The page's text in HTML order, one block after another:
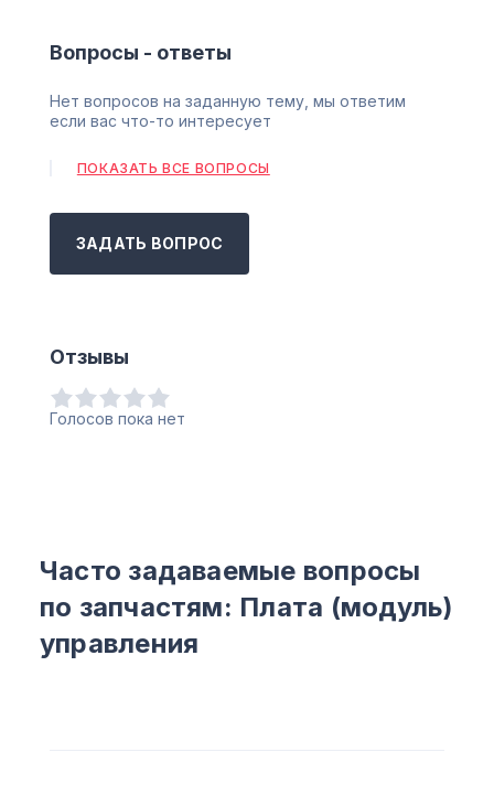
Вопросы - ответы
Нет вопросов на заданную тему, мы ответим
если вас что-то интересует
ПОКАЗАТЬ ВСЕ ВОПРОСЫ
ЗАДАТЬ ВОПРОС
Отзывы
Голосов пока нет
Часто задаваемые вопросы
по запчастям: Плата (модуль)
управления